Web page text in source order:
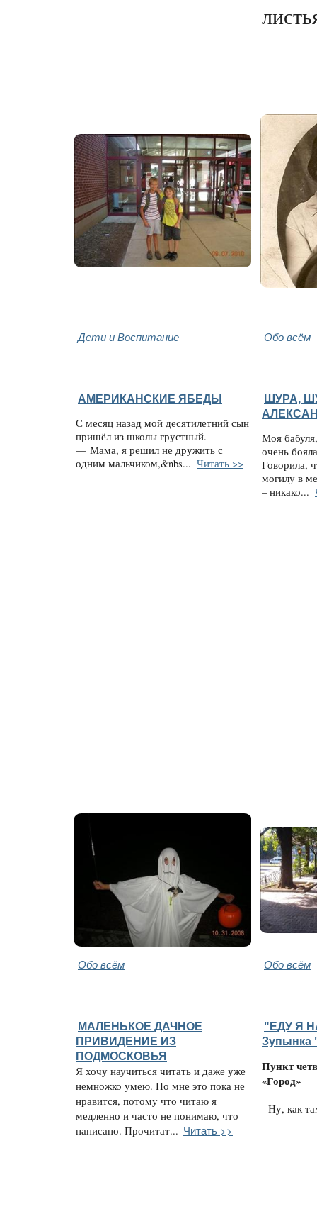
Дети и Воспитание Обо всём
АМЕРИКАНСКИЕ ЯБЕДЫ
С месяц назад мой десятилетний сын
пришёл из школы грустный.
— Мама, я решил не дружить с
одним мальчиком,&nbs... Читать >>
ШУРА,
Моя
очень
Говорила,
могилу в
– никако...
Обо всём Обо всём
МАЛЕНЬКОЕ ДАЧНОЕ
ПРИВИДЕНИЕ ИЗ
ПОДМОСКОВЬЯ
Я хочу научиться читать и даже уже
немножко умею. Но мне это пока не
нравится, потому что читаю я
медленно и часто не понимаю, что
написано. Прочитат... Читать >>
"ЕДУ Я
Зупынка
Пункт
«Город»
- Ну, как